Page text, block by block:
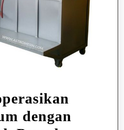
dengan